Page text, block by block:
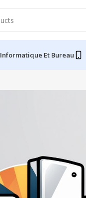
Informatique Et Bureau